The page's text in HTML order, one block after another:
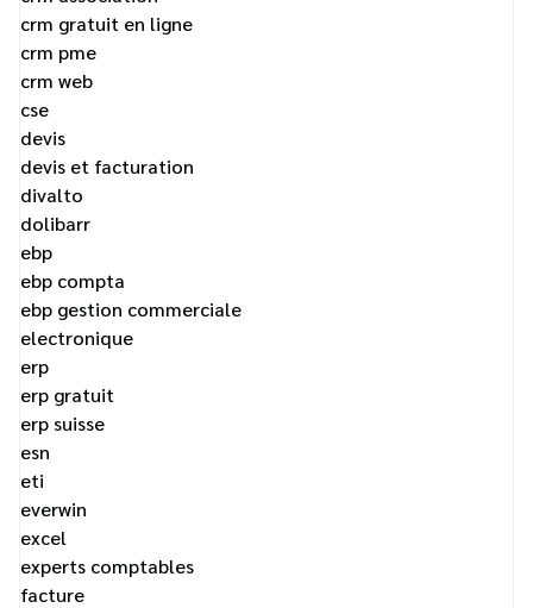
crm gratuit en ligne
crm pme
crm web
cse
devis
devis et facturation
divalto
dolibarr
ebp
ebp compta
ebp gestion commerciale
electronique
erp
erp gratuit
erp suisse
esn
eti
everwin
excel
experts comptables
facture